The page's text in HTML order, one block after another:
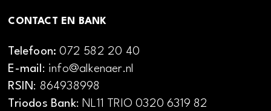
CONTACT EN BANK
Telefoon:072 582 20 40
E-mail: info@alkenaer.nl
RSIN: 864938998
Triodos Bank: NL11 TRIO 0320 6319 82